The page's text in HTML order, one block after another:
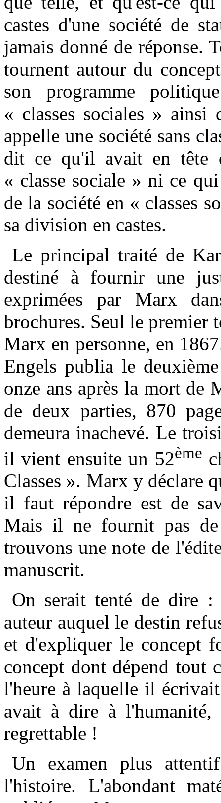
castes d'une société de
jamais donné de réponse.
tournent autour du
son programme
« classes sociales »
appelle une société sans
dit ce qu'il avait en tête
« classe sociale » ni ce
de la société en « classes
sa division en castes.
Le principal traité de
destiné à fournir une
exprimées par Marx
brochures. Seul le premier
Marx en personne, en
Engels publia le
onze ans après la mort de
de deux parties, 870
demeura inachevé. Le
il vient ensuite un 52ème
Classes ». Marx y déclare
il faut répondre est de
Mais il ne fournit pas
trouvons une note de
manuscrit.
On serait tenté de dire :
auteur auquel le destin
et d'expliquer le concept
concept dont dépend tout
l'heure à laquelle il
avait à dire à l'humanité,
regrettable !
Un examen plus
l'histoire. L'abondant